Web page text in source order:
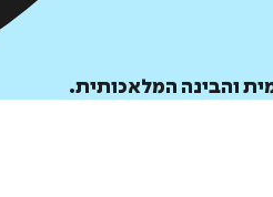
והבינה המלאכותית.